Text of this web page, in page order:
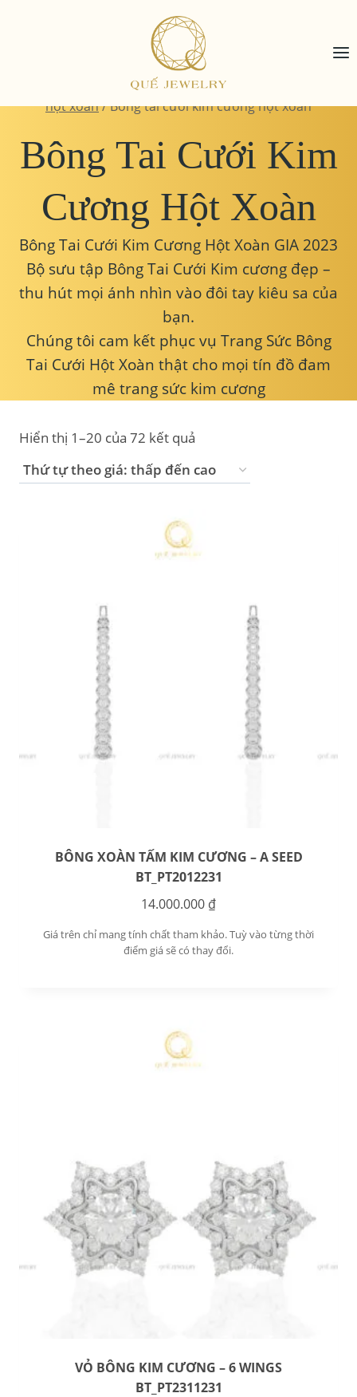
Trang sức kim cương/Bông tai kim cương
hột xoàn/Bông tai cưới kim cương hột xoàn
Bông Tai Cưới Kim
Cương Hột Xoàn
Bông Tai Cưới Kim Cương Hột Xoàn GIA 2023
Bộ sưu tập Bông Tai Cưới Kim cương đẹp –
thu hút mọi ánh nhìn vào đôi tay kiêu sa của
bạn.
Chúng tôi cam kết phục vụ Trang Sức Bông
Tai Cưới Hột Xoàn thật cho mọi tín đồ đam
mê trang sức kim cương
Hiển thị 1–20 của 72 kết quả
BÔNG XOÀN TẤM KIM CƯƠNG – A SEED
BT_PT2012231
14.000.000 ₫
Giá trên chỉ mang tính chất tham khảo. Tuỳ vào từng thời
điểm giá sẽ có thay đổi.
VỎ BÔNG KIM CƯƠNG – 6 WINGS
BT_PT2311231